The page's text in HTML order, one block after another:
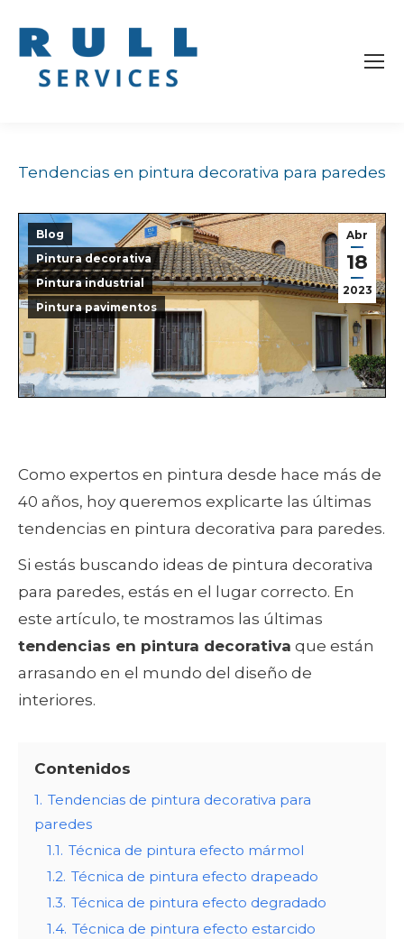
Tendencias en pintura decorativa para paredes
Abr
18
2023
Blog
Pintura decorativa
Pintura industrial
Pintura pavimentos
Como expertos en pintura desde hace más de
40 años, hoy queremos explicarte las últimas
tendencias en pintura decorativa para paredes.
Si estás buscando ideas de pintura decorativa
para paredes, estás en el lugar correcto. En
este artículo, te mostramos las últimas
tendencias en pintura decorativa que están
arrasando en el mundo del diseño de
interiores.
Contenidos
1. Tendencias de pintura decorativa para
paredes
1.1. Técnica de pintura efecto mármol
1.2. Técnica de pintura efecto drapeado
1.3. Técnica de pintura efecto degradado
1.4. Técnica de pintura efecto estarcido